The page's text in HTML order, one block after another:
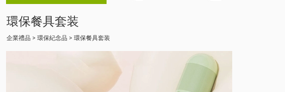
環保餐具套装
企業禮品 > 環保紀念品 > 環保餐具套装